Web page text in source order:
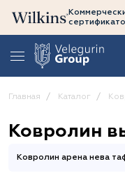
Главная Каталог
Ковролин
Ковролин арена нева